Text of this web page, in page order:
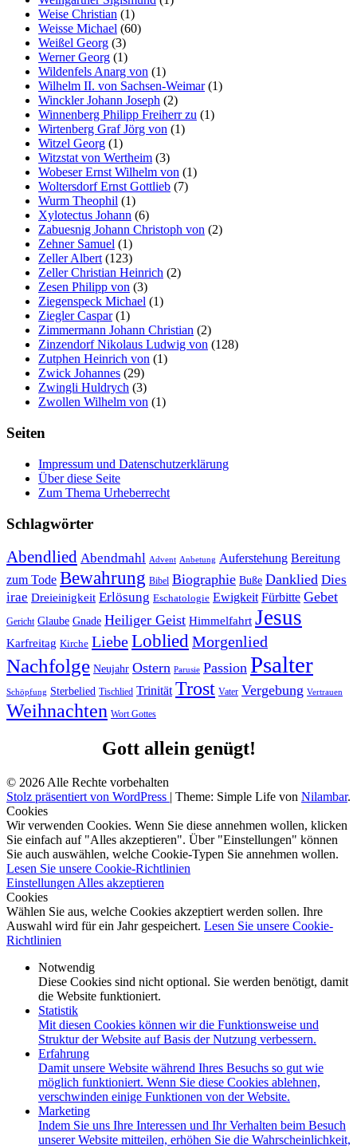
Weise Christian (1)
Weisse Michael (60)
Weißel Georg (3)
Werner Georg (1)
Wildenfels Anarg von (1)
Wilhelm II. von Sachsen-Weimar(1)
Winckler Johann Joseph (2)
Winnenberg Philipp Freiherr zu (1)
Wirtenberg Graf Jörg von (1)
Witzel Georg (1)
Witzstat von Wertheim (3)
Wobeser Ernst Wilhelm von (1)
Woltersdorf Ernst Gottlieb (7)
Wurm Theophil (1)
Xylotectus Johann (6)
Zabuesnig Johann Christoph von (2)
Zehner Samuel (1)
Zeller Albert(123)
Zeller Christian Heinrich (2)
Zesen Philipp von (3)
Ziegenspeck Michael (1)
Ziegler Caspar(1)
Zimmermann Johann Christian (2)
Zinzendorf Nikolaus Ludwig von (128)
Zutphen Heinrich von (1)
Zwick Johannes (29)
Zwingli Huldrych (3)
Zwollen Wilhelm von (1)
Seiten
Impressum und Datenschutzerklärung
Über diese Seite
Zum Thema Urheberrecht
Schlagwörter
Abendlied Abendmahl Advent Anbetung Auferstehung Bereitung
zum Tode Bewahrung Bibel Biographie Buße Danklied Dies
irae Dreieinigkeit Erlösung Eschatologie Ewigkeit Fürbitte Gebet
Gericht Glaube Gnade Heiliger Geist Himmelfahrt Jesus
Karfreitag Kirche LiebeLobliedMorgenlied
Nachfolge Neujahr Ostern Parusie Passion Psalter
Schöpfung Sterbelied Tischlied Trinität Trost Vater Vergebung Vertrauen
Weihnachten Wort Gottes
Gott allein genügt!
© 2026 Alle Rechte vorbehalten
Stolz präsentiert von WordPress | Theme: Simple Life von Nilambar.
Cookies
Wir verwenden Cookies. Wenn Sie diese annehmen wollen, klicken
Sie einfach auf "Alles akzeptieren". Über "Einstellungen" können
Sie auch auswählen, welche Cookie-Typen Sie annehmen wollen.
Lesen Sie unsere Cookie-Richtlinien
Einstellungen Alles akzeptieren
Cookies
Wählen Sie aus, welche Cookies akzeptiert werden sollen. Ihre
Auswahl wird für ein Jahr gespeichert. Lesen Sie unsere Cookie-
Richtlinien
Notwendig
Diese Cookies sind nicht optional. Sie werden benötigt, damit
die Website funktioniert.
Statistik
Mit diesen Cookies können wir die Funktionsweise und
Struktur der Website auf Basis der Nutzung verbessern.
Erfahrung
Damit unsere Website während Ihres Besuchs so gut wie
möglich funktioniert. Wenn Sie diese Cookies ablehnen,
verschwinden einige Funktionen von der Website.
Marketing
Indem Sie uns Ihre Interessen und Ihr Verhalten beim Besuch
unserer Website mitteilen, erhöhen Sie die Wahrscheinlichkeit,